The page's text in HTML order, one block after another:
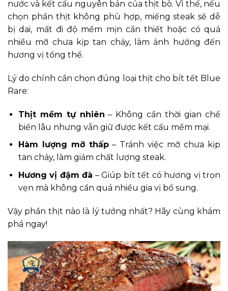
nước và kết cấu nguyên bản của thịt bò. Vì thế, nếu
chọn phần thịt không phù hợp, miếng steak sẽ dễ
bị dai, mất đi độ mềm mịn cần thiết hoặc có quá
nhiều mỡ chưa kịp tan chảy, làm ảnh hưởng đến
hương vị tổng thể.
Lý do chính cần chọn đúng loại thịt cho bít tết Blue
Rare:
Thịt mềm tự nhiên – Không cần thời gian chế
biến lâu nhưng vẫn giữ được kết cấu mềm mại.
Hàm lượng mỡ thấp– Tránh việc mỡ chưa kịp
tan chảy, làm giảm chất lượng steak.
Hương vị đậm đà – Giúp bít tết có hương vị trọn
vẹn mà không cần quá nhiều gia vị bổ sung.
Vậy phần thịt nào là lý tưởng nhất? Hãy cùng khám
phá ngay!